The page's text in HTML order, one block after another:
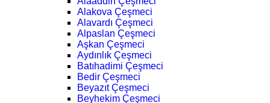
Alakova Çeşmeci
Alavardı Çeşmeci
Alpaslan Çeşmeci
Aşkan Çeşmeci
Aydınlık Çeşmeci
Batıhadimi Çeşmeci
Bedir Çeşmeci
Beyazıt Çeşmeci
Beyhekim Çeşmeci